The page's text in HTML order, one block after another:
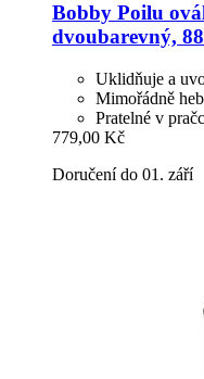
Bobby Poilu
dvoubarevný,
Uklidňuje a
Mimořádně
Pratelné v
779,00 Kč
Doručení do 01. září